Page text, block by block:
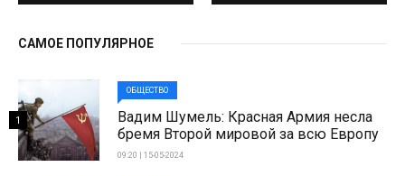
САМОЕ ПОПУЛЯРНОЕ
ОБЩЕСТВО
Вадим Шумель: Красная Армия несла
бремя Второй мировой за всю Европу
09:20 | 15-05-2024
1